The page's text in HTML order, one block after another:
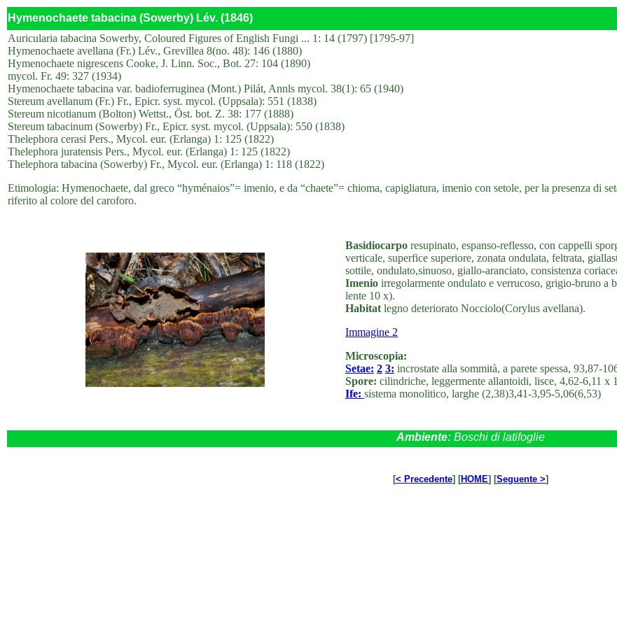
Hymenochaete tabacina (Sowerby) Lév. (1846)
Auricularia tabacina Sowerby, Coloured Figures of English Fungi ... 1: 14 (1797) [1795-97]
Hymenochaete avellana (Fr.) Lév., Grevillea 8(no. 48): 146 (1880)
Hymenochaete nigrescens Cooke, J. Linn. Soc., Bot. 27: 104 (1890)
mycol. Fr. 49: 327 (1934)
Hymenochaete tabacina var. badioferruginea (Mont.) Pilát, Annls mycol. 38(1): 65 (1940)
Stereum avellanum (Fr.) Fr., Epicr. syst. mycol. (Uppsala): 551 (1838)
Stereum nicotianum (Bolton) Wettst., Öst. bot. Z. 38: 177 (1888)
Stereum tabacinum (Sowerby) Fr., Epicr. syst. mycol. (Uppsala): 550 (1838)
Thelephora cerasi Pers., Mycol. eur. (Erlanga) 1: 125 (1822)
Thelephora juratensis Pers., Mycol. eur. (Erlanga) 1: 125 (1822)
Thelephora tabacina (Sowerby) Fr., Mycol. eur. (Erlanga) 1: 118 (1822)
Etimologia: Hymenochaete, dal greco “hyménaios”= imenio, e da “chaete”= chioma, capigliatura, imenio con setole, per la presenza di
riferito al colore del caroforo.
Basidiocarpo resupinato, espanso-reflesso, con cappelli
verticale, superfice superiore, zonata ondulata, feltrata,
sottile, ondulato,sinuoso, giallo-aranciato, consistenza
Imenio irregolarmente ondulato e verrucoso, grigio-bruno a
lente 10 x).
Habitat legno deteriorato Nocciolo(Corylus avellana).
Immagine 2
Microscopia:
Setae: 2 3: incrostate alla sommità, a parete spessa, 93,87-
Spore: cilindriche, leggermente allantoidi, lisce, 4,62-6,11 x
Ife: sistema monolitico, larghe (2,38)3,41-3,95-5,06(6,53)
Ambiente: Boschi di latifoglie
[< Precedente] [HOME] [Seguente >]